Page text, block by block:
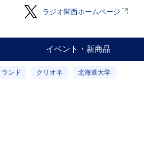
ラジオ関西ホームページ
イベント・新商品
ンド クリオネ 北海道大学